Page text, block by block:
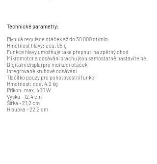
Technické parametry:
Plynulá regulace otáček až do 30 000 ot/min.
Hmotnost hlavy: cca. 95 g
Funkce hlavy umožňuje také přepnutí na zpětný chod
Mikromotor a odsávání prachu jsou samostatně nastavitelné
Digitální displej pro indikaci otáček
Integrované kruhové odsávání
Tlačítko pauzy pro pohotovostní funkci
Hmotnost: cca. 4,2 kg
Příkon: max. 400 W
Výška - 12,4 cm
Šířka - 21,2 cm
Hloubka - 22,2 cm